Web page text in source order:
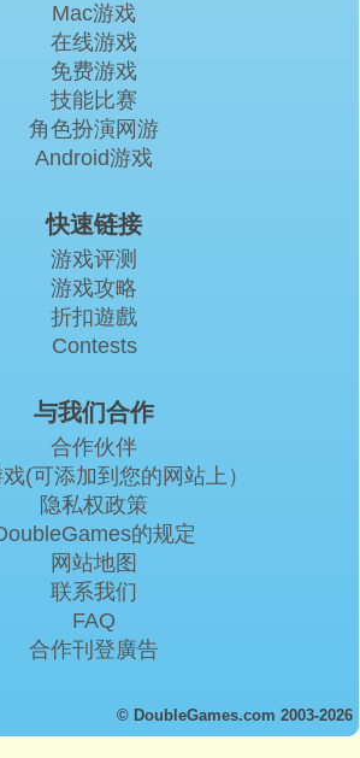
Mac游戏
在线游戏
免费游戏
技能比赛
角色扮演网游
Android游戏
快速链接
游戏评测
游戏攻略
折扣遊戲
Contests
与我们合作
合作伙伴
(可添加到您的网站上）
隐私权政策
的规定
网站地图
联系我们
FAQ
合作刊登廣告
© DoubleGames.com 2003-2026